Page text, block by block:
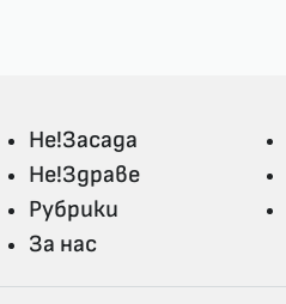
Не!Засада
Не!Здраве
Рубрики
За нас